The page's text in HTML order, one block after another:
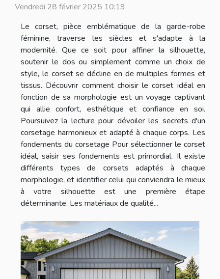
Vendredi 28 février 2025 10:19
Le corset, pièce emblématique de la garde-robe
féminine, traverse les siècles et s'adapte à la
modernité. Que ce soit pour affiner la silhouette,
soutenir le dos ou simplement comme un choix de
style, le corset se décline en de multiples formes et
tissus. Découvrir comment choisir le corset idéal en
fonction de sa morphologie est un voyage captivant
qui allie confort, esthétique et confiance en soi.
Poursuivez la lecture pour dévoiler les secrets d'un
corsetage harmonieux et adapté à chaque corps. Les
fondements du corsetage Pour sélectionner le corset
idéal, saisir ses fondements est primordial. Il existe
différents types de corsets adaptés à chaque
morphologie, et identifier celui qui conviendra le mieux
à votre silhouette est une première étape
déterminante. Les matériaux de qualité...